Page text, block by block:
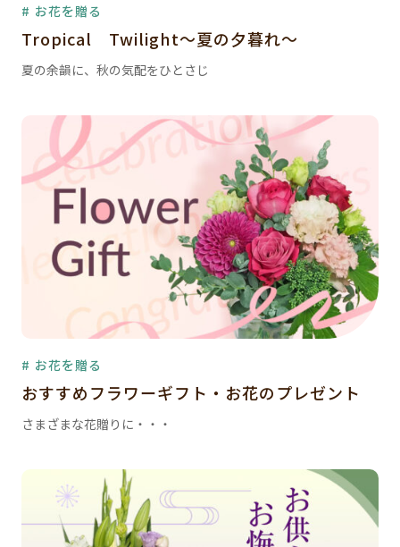
# お花を贈る
Tropical Twilight～夏の夕暮れ～
夏の余韻に、秋の気配をひとさじ
# お花を贈る
おすすめフラワーギフト・お花のプレゼント
さまざまな花贈りに・・・